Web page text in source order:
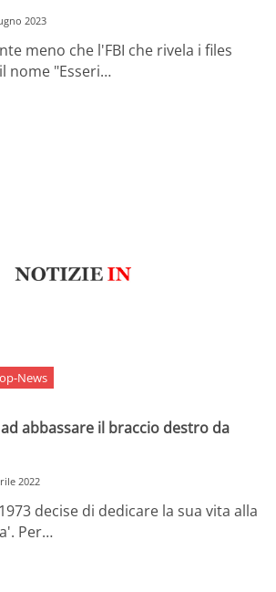
2023
meno che l'FBI che rivela i files
nome "Esseri…
News
abbassare il braccio destro da
2022
decise di dedicare la sua vita alla
Per…